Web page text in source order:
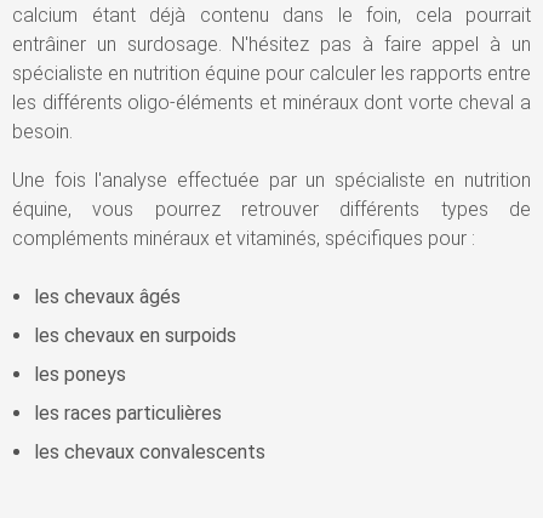
calcium étant déjà contenu dans le foin, cela pourrait
entrâiner un surdosage. N'hésitez pas à faire appel à un
spécialiste en nutrition équine pour calculer les rapports entre
les différents oligo-éléments et minéraux dont vorte cheval a
besoin.
Une fois l'analyse effectuée par un spécialiste en nutrition
équine, vous pourrez retrouver différents types de
compléments minéraux et vitaminés, spécifiques pour :
les chevaux âgés
les chevaux en surpoids
les poneys
les races particulières
les chevaux convalescents